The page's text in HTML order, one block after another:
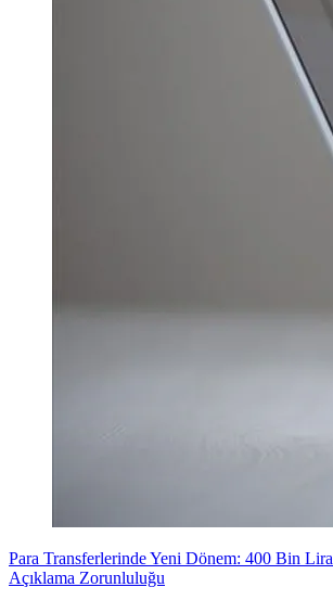
Para Transferlerinde Yeni Dönem: 400 Bin
Açıklama Zorunluluğu